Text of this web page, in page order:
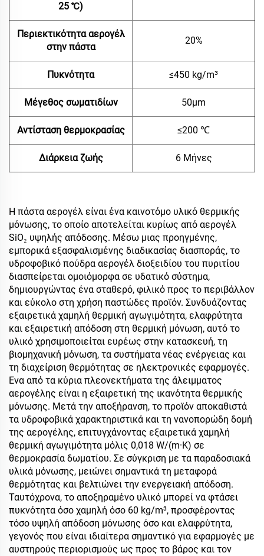
25 ℃)
Περιεκτικότητα αερογέλ
στην πάστα
20%
Πυκνότητα ≤450 kg/m³
Μέγεθος σωματιδίων 50μm
Αντίσταση θερμοκρασίας ≤200 ℃
Διάρκεια ζωής 6 Μήνες
Η πάστα αερογέλ είναι ένα καινοτόμο υλικό θερμικής
μόνωσης, το οποίο αποτελείται κυρίως από αερογέλ
SiO₂ υψηλής απόδοσης. Μέσω μιας προηγμένης,
εμπορικά εξασφαλισμένης διαδικασίας διασποράς, το
υδροφοβικό πούδρα αερογέλ διοξειδίου του πυριτίου
διασπείρεται ομοιόμορφα σε υδατικό σύστημα,
δημιουργώντας ένα σταθερό, φιλικό προς το περιβάλλον
και εύκολο στη χρήση παστώδες προϊόν. Συνδυάζοντας
εξαιρετικά χαμηλή θερμική αγωγιμότητα, ελαφρύτητα
και εξαιρετική απόδοση στη θερμική μόνωση, αυτό το
υλικό χρησιμοποιείται ευρέως στην κατασκευή, τη
βιομηχανική μόνωση, τα συστήματα νέας ενέργειας και
τη διαχείριση θερμότητας σε ηλεκτρονικές εφαρμογές.
Ένα από τα κύρια πλεονεκτήματα της άλειμματος
αερογέλης είναι η εξαιρετική της ικανότητα θερμικής
μόνωσης. Μετά την αποξήρανση, το προϊόν αποκαθιστά
τα υδροφοβικά χαρακτηριστικά και τη νανοπορώδη δομή
της αερογέλης, επιτυγχάνοντας εξαιρετικά χαμηλή
θερμική αγωγιμότητα μόλις 0,018 W/(m·K) σε
θερμοκρασία δωματίου. Σε σύγκριση με τα παραδοσιακά
υλικά μόνωσης, μειώνει σημαντικά τη μεταφορά
θερμότητας και βελτιώνει την ενεργειακή απόδοση.
Ταυτόχρονα, το αποξηραμένο υλικό μπορεί να φτάσει
πυκνότητα όσο χαμηλή όσο 60 kg/m³, προσφέροντας
τόσο υψηλή απόδοση μόνωσης όσο και ελαφρύτητα,
γεγονός που είναι ιδιαίτερα σημαντικό για εφαρμογές με
αυστηρούς περιορισμούς ως προς το βάρος και τον